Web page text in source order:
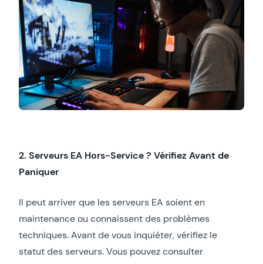
2. Serveurs EA Hors-Service ? Vérifiez Avant de
Paniquer
Il peut arriver que les serveurs EA soient en
maintenance ou connaissent des problèmes
techniques. Avant de vous inquiéter, vérifiez le
statut des serveurs. Vous pouvez consulter